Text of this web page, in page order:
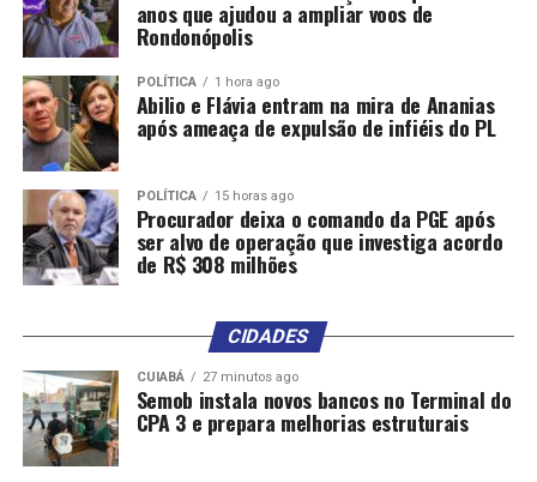
serviços indispensáveis à resposta à calamidade
https://www.varzeagrande.mt.gov.br/
Comentários
CALAMIDADE CHUVAS
DECRETA
DESTAQUE EMERGÊNCIA FORTES
GRANDE
UP NEXT
Nasce bebê de jovem grávida mantida viva por aparelhos
após morte cerebral
anos que ajudou a ampliar voos de
Rondonópolis
POLÍTICA 1 hora ago
Abilio e Flávia entram na mira de Ananias
após ameaça de expulsão de infiéis do PL
POLÍTICA 15 horas ago
Procurador deixa o comando da PGE após
ser alvo de operação que investiga acordo
de R$ 308 milhões
CIDADES
CUIABÁ 27 minutos ago
Semob instala novos bancos no Terminal do
CPA 3 e prepara melhorias estruturais